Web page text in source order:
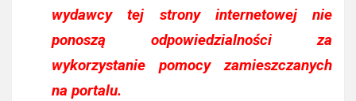
wydawcy tej strony internetowej nie
ponoszą odpowiedzialności za
wykorzystanie pomocy zamieszczanych
na portalu.